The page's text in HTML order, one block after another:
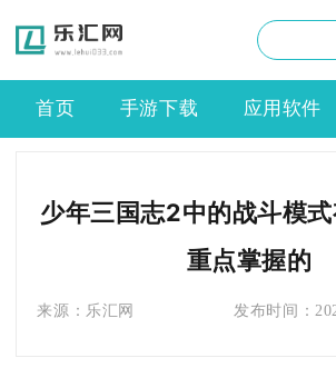
首页 手游下载 应用软件
少年三国志2中的战斗模
重点掌握的
来源： 乐汇网 发布时间：